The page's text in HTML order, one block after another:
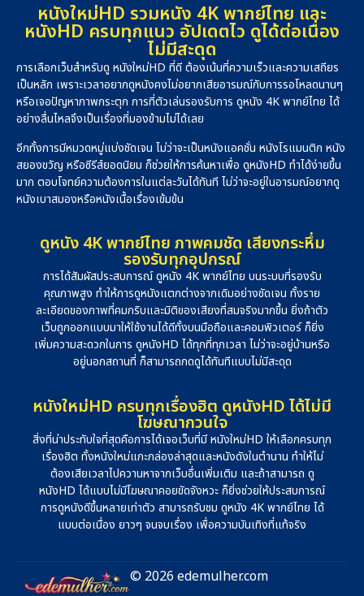
หนังใหม่HD รวมหนัง 4K พากย์ไทย และ
หนังHD ครบทุกแนว อัปเดตไว ดูได้ต่อเนื่อง
ไม่มีสะดุด
การเลือกเว็บสำหรับดู หนังใหม่HD ที่ดี ต้องเน้นที่ความเร็วและความเสถียร
เป็นหลัก เพราะเวลาอยากดูหนังคงไม่อยากเสียอารมณ์กับการรอโหลดนานๆ
หรือเจอปัญหาภาพกระตุก การที่ตัวเล่นรองรับการ ดูหนัง 4K พากย์ไทย ได้
อย่างลื่นไหลจึงเป็นเรื่องที่มองข้ามไม่ได้เลย
อีกทั้งการมีหมวดหมู่แบ่งชัดเจน ไม่ว่าจะเป็นหนังแอคชั่น หนังโรแมนติก หนัง
สยองขวัญ หรือซีรีส์ยอดนิยม ก็ช่วยให้การค้นหาเพื่อ ดูหนังHD ทำได้ง่ายขึ้น
มาก ตอบโจทย์ความต้องการในแต่ละวันได้ทันที ไม่ว่าจะอยู่ในอารมณ์อยากดู
หนังเบาสมองหรือหนังเนื้อเรื่องเข้มข้น
ดูหนัง 4K พากย์ไทย ภาพคมชัด เสียงกระหึ่ม
รองรับทุกอุปกรณ์
การได้สัมผัสประสบการณ์ ดูหนัง 4K พากย์ไทย บนระบบที่รองรับ
คุณภาพสูง ทำให้การดูหนังแตกต่างจากเดิมอย่างชัดเจน ทั้งราย
ละเอียดของภาพที่คมกริบและมิติของเสียงที่สมจริงมากขึ้น ยิ่งถ้าตัว
เว็บถูกออกแบบมาให้ใช้งานได้ดีทั้งบนมือถือและคอมพิวเตอร์ ก็ยิ่ง
เพิ่มความสะดวกในการ ดูหนังHD ได้ทุกที่ทุกเวลา ไม่ว่าจะอยู่บ้านหรือ
อยู่นอกสถานที่ ก็สามารถกดดูได้ทันทีแบบไม่มีสะดุด
หนังใหม่HD ครบทุกเรื่องฮิต ดูหนังHD ได้ไม่มี
โฆษณากวนใจ
สิ่งที่น่าประทับใจที่สุดคือการได้เจอเว็บที่มี หนังใหม่HD ให้เลือกครบทุก
เรื่องฮิต ทั้งหนังใหม่แกะกล่องล่าสุดและหนังดังในตำนาน ทำให้ไม่
ต้องเสียเวลาไปควานหาจากเว็บอื่นเพิ่มเติม และถ้าสามารถ ดู
หนังHD ได้แบบไม่มีโฆษณาคอยขัดจังหวะ ก็ยิ่งช่วยให้ประสบการณ์
การดูหนังดีขึ้นหลายเท่าตัว สามารถรับชม ดูหนัง 4K พากย์ไทย ได้
แบบต่อเนื่อง ยาวๆ จนจบเรื่อง เพื่อความบันเทิงที่แท้จริง
© 2026 edemulher.com